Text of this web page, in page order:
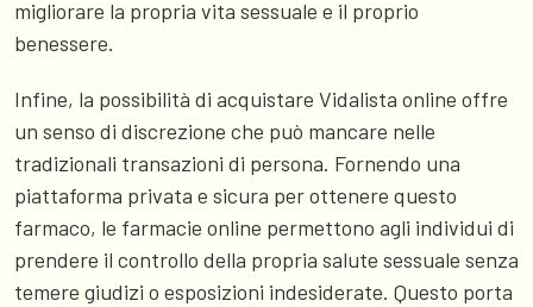
migliorare la propria vita sessuale e il proprio
benessere.
Infine, la possibilità di acquistare Vidalista online offre
un senso di discrezione che può mancare nelle
tradizionali transazioni di persona. Fornendo una
piattaforma privata e sicura per ottenere questo
farmaco, le farmacie online permettono agli individui di
prendere il controllo della propria salute sessuale senza
temere giudizi o esposizioni indesiderate. Questo porta